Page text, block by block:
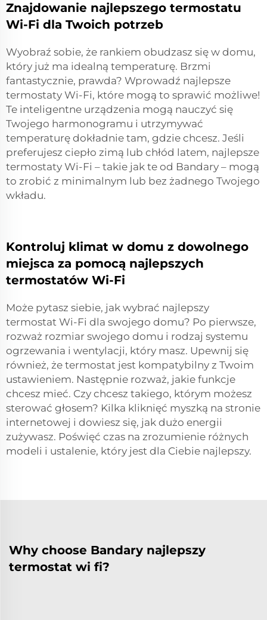
Znajdowanie najlepszego termostatu
Wi-Fi dla Twoich potrzeb
Wyobraź sobie, że rankiem obudzasz się w domu,
który już ma idealną temperaturę. Brzmi
fantastycznie, prawda? Wprowadź najlepsze
termostaty Wi-Fi, które mogą to sprawić możliwe!
Te inteligentne urządzenia mogą nauczyć się
Twojego harmonogramu i utrzymywać
temperaturę dokładnie tam, gdzie chcesz. Jeśli
preferujesz ciepło zimą lub chłód latem, najlepsze
termostaty Wi-Fi – takie jak te od Bandary – mogą
to zrobić z minimalnym lub bez żadnego Twojego
wkładu.
Kontroluj klimat w domu z dowolnego
miejsca za pomocą najlepszych
termostatów Wi-Fi
Może pytasz siebie, jak wybrać najlepszy
termostat Wi-Fi dla swojego domu? Po pierwsze,
rozważ rozmiar swojego domu i rodzaj systemu
ogrzewania i wentylacji, który masz. Upewnij się
również, że termostat jest kompatybilny z Twoim
ustawieniem. Następnie rozważ, jakie funkcje
chcesz mieć. Czy chcesz takiego, którym możesz
sterować głosem? Kilka kliknięć myszką na stronie
internetowej i dowiesz się, jak dużo energii
zużywasz. Poświęć czas na zrozumienie różnych
modeli i ustalenie, który jest dla Ciebie najlepszy.
Why choose Bandary najlepszy
termostat wi fi?